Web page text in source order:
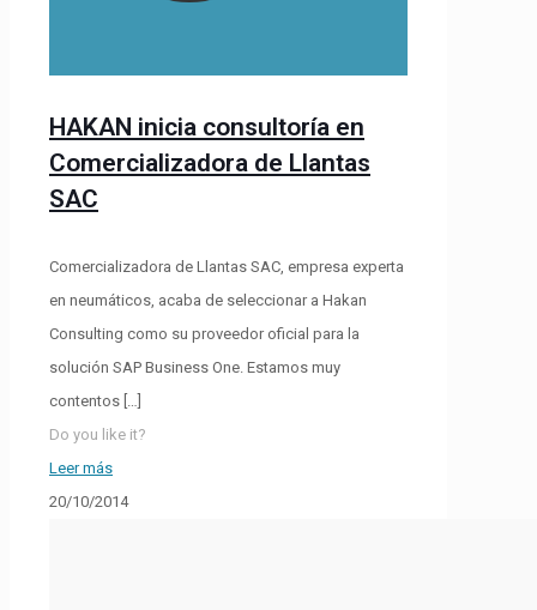
HAKAN inicia consultoría en
Comercializadora de Llantas
SAC
Comercializadora de Llantas SAC, empresa experta
en neumáticos, acaba de seleccionar a Hakan
Consulting como su proveedor oficial para la
solución SAP Business One. Estamos muy
contentos […]
Do you like it?
Leer más
20/10/2014